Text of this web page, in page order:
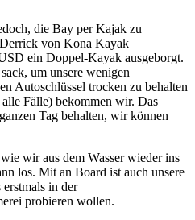
die Bay per Kajak zu
von Kona Kayak
ein Doppel-Kayak ausgeborgt.
um unsere wenigen
Autoschlüssel trocken zu behalten
Fälle) bekommen wir. Das
Tag behalten, wir können
wir aus dem Wasser wieder ins
los. Mit an Board ist auch unsere
in der
probieren wollen.